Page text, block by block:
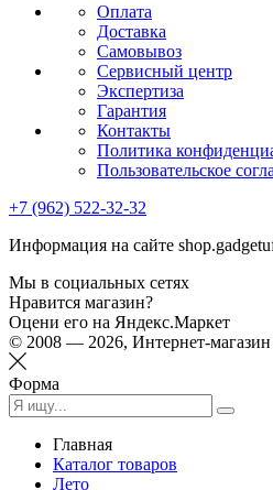
Оплата
Доставка
Самовывоз
Сервисный центр
Экспертиза
Гарантия
Контакты
Политика
Пользовательское
+7 (962) 522-32-32
Информация на сайте
Мы в социальных сетях
Нравится магазин?
Оцени его на Яндекс.Маркет
© 2008 — 2026, Интернет-
Форма
Главная
Каталог товаров
Лето